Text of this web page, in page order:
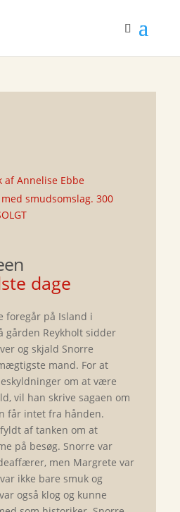
af Annelise Ebbe
smudsomslag. 300
dage
foregår på Island i
gården Reykholt sidder
og skjald Snorre
mand. For at
om at være
vil han skrive sagaen om
får intet fra hånden.
af tanken om at
på besøg. Snorre var
men Margrete var
ikke bare smuk og
også klog og kunne